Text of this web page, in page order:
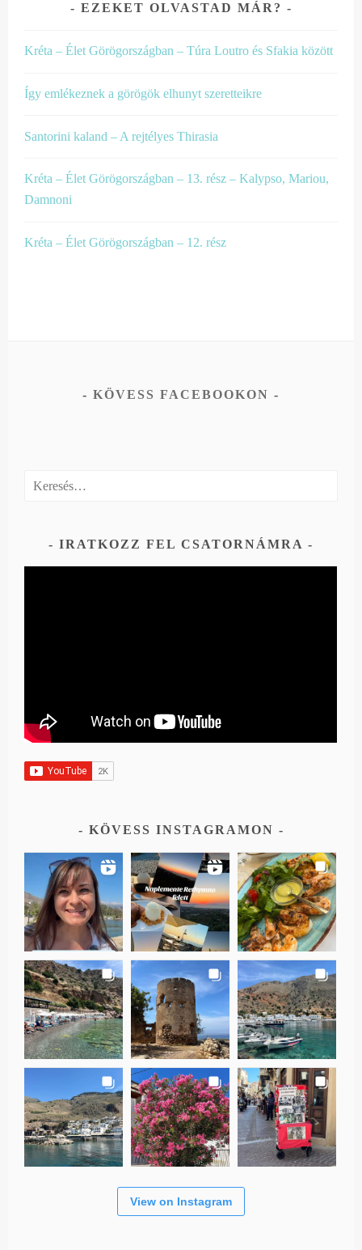
EZEKET OLVASTAD MÁR?
Kréta – Élet Görögországban – Túra Loutro és Sfakia között
Így emlékeznek a görögök elhunyt szeretteikre
Santorini kaland – A rejtélyes Thirasia
Kréta – Élet Görögországban – 13. rész – Kalypso, Mariou,
Damnoni
Kréta – Élet Görögországban – 12. rész
KÖVESS FACEBOOKON
Keresés:
IRATKOZZ FEL CSATORNÁMRA
KÖVESS INSTAGRAMON
View on Instagram